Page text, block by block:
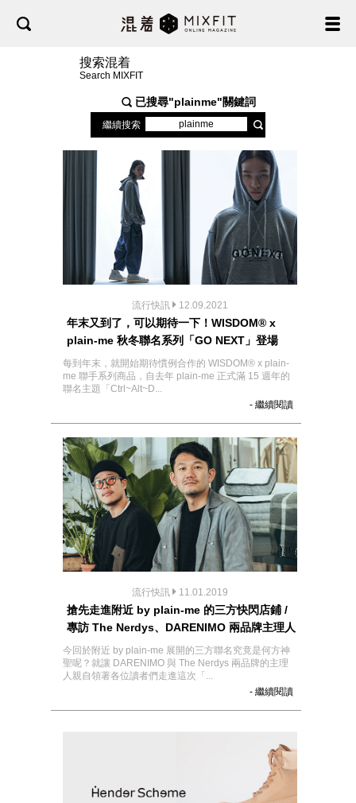
搜索混着
Search MIXFIT
已搜尋"plainme"關鍵詞
繼續搜索
流行快訊 12.09.2021
年末又到了，可以期待一下！WISDOM® x
plain-me 秋冬聯名系列「GO NEXT」登場
每到年末，就開始期待慣例合作的 WISDOM® x plain-
me 聯手系列商品，自去年 plain-me 正式滿 15 週年的
聯名主題「Ctrl~Alt~D...
- 繼續閱讀
流行快訊 11.01.2019
搶先走進附近 by plain-me 的三方快閃店鋪 /
專訪 The Nerdys、DARENIMO 兩品牌主理人
今回於附近 by plain-me 展開的三方聯名究竟是何方神
聖呢？就讓 DARENIMO 與 The Nerdys 兩品牌的主理
人親自領著各位讀者們走進這次「...
- 繼續閱讀